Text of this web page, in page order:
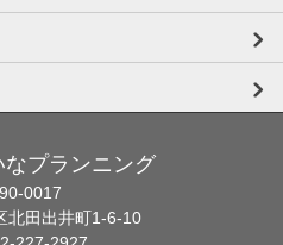
プランニング
0017
北田出井町1-6-10